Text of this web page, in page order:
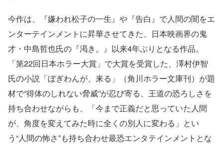
今作は、『嫌われ松子の一生』や『告白』で人間の闇をエ
ンターテインメントに昇華させてきた、日本映画界の鬼
才・中島哲也氏の『渇き。』以来4年ぶりとなる作品。
「第22回日本ホラー大賞」で大賞を受賞した、澤村伊智
氏の小説「ぼぎわんが、来る」（角川ホラー文庫刊）が題
材で“得体のしれない脅威”が忍び寄る、王道の恐ろしさを
持ち合わせながらも、「今まで正義だと思っていた人間
が、角度を変えてみた時に全くの別人に変わる」とい
う“人間の怖さ”も持ち合わせ最恐エンタテインメントとな